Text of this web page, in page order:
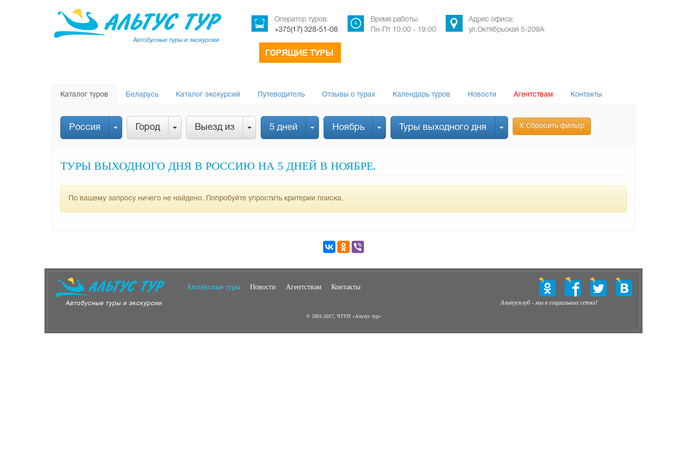
Оператор туров:
+375(17) 328-51-08
Время работы:
Пн-Пт 10:00 - 19:00
Адрес офиса:
ул.Октябрьская 5-209А
Каталог туров Беларусь Каталог экскурсий Путеводитель Отзывы о турах Календарь туров Новости Агентствам Контакты
Россия Город Выезд из 5 дней Ноябрь Туры выходного дня Х Сбросить фильтр
ТУРЫ ВЫХОДНОГО ДНЯ В РОССИЮ НА 5 ДНЕЙ В НОЯБРЕ.
По вашему запросу ничего не найдено. Попробуйте упростить критерии поиска.
Автобусные туры Новости Агентствам Контакты
Альтусклуб - мы в социальных сетях!
© 2001-2017, ЧТУП «Альтус тур»